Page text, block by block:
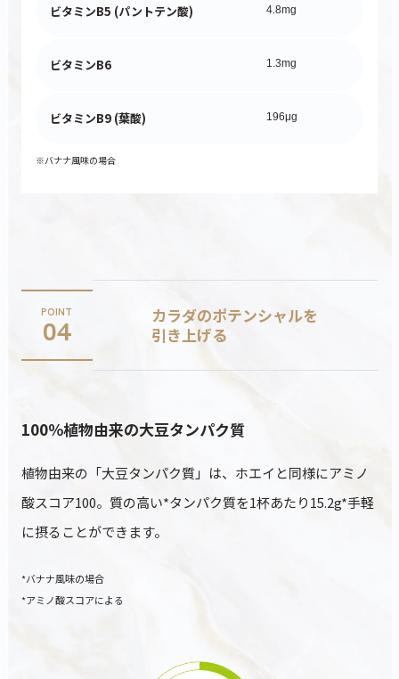
ビタミンB5 (パントテン酸) 4.8mg
ビタミンB6 1.3mg
ビタミンB9 (葉酸) 196μg
※バナナ風味の場合
POINT
04
カラダのポテンシャルを
引き上げる
100％植物由来の大豆タンパク質
植物由来の「大豆タンパク質」は、ホエイと同様にアミノ
酸スコア100。質の高い*タンパク質を1杯あたり15.2g*手軽
に摂ることができます。
*バナナ風味の場合
*アミノ酸スコアによる